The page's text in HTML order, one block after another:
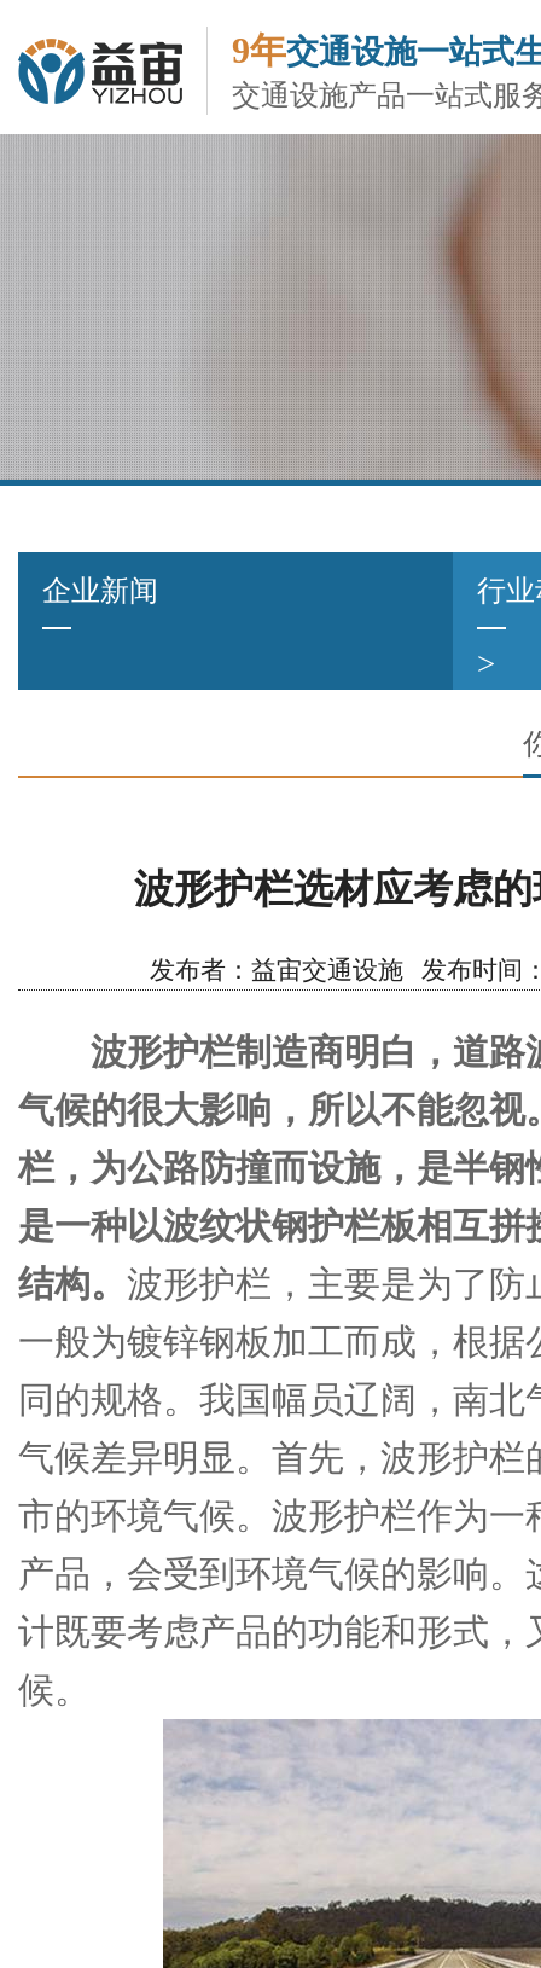
9年交通设施一站式
交通设施产品一站式服
企业新闻 行
>
波形护栏选材应考虑
发布者：益宙交通设施 发布时间
波形护栏制造商明白，道
气候的很大影响，所以不能忽视
栏，为公路防撞而设施，是半
是一种以波纹状钢护栏板相互
结构。 波形护栏，主要是为了
一般为镀锌钢板加工而成，根
同的规格。我国幅员辽阔，南
气候差异明显。首先，波形护
市的环境气候。波形护栏作为
产品，会受到环境气候的影响
计既要考虑产品的功能和形式，
候。